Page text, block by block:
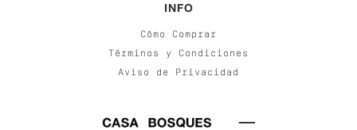
INFO
Cómo Comprar
Términos y Condiciones
Aviso de Privacidad